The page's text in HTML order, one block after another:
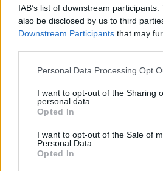
IAB’s list of downstream
also be disclosed by us to third
Downstream Participants that may
Personal Data Processing Opt
I want to opt-out of the Sharing
personal data.
Opted In
I want to opt-out of the Sale of
Personal Data.
Opted In
4756005
bútorok, szőnyegek, üveg, porcelán és
néprajzi tárgyak értékesítése és
gyűjtemények árverezése. Ingyenes
a tárgyfelvétel folyamatos.
GALÉRIA TOVÁBBI